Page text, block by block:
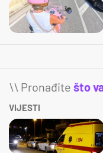
\\ Pronađite što
VIJESTI